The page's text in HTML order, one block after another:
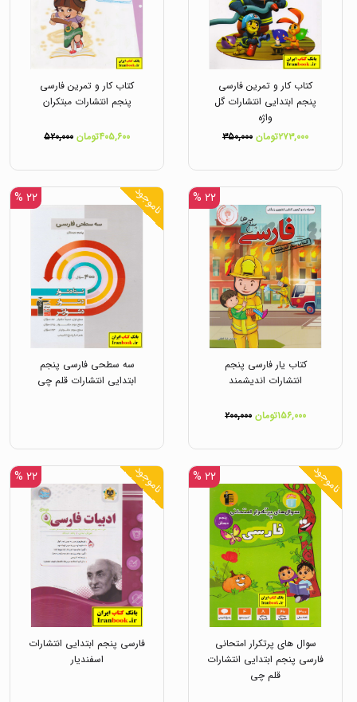
کتاب کار و تمرین فارسی
پنجم ابتدایی انتشارات گل
واژه
۲۷۳,۰۰۰تومان
۳۵۰,۰۰۰
کتاب کار و تمرین فارسی
پنجم انتشارات مبتکران
۴۰۵,۶۰۰تومان ۵۲۰,۰۰۰
۲۲ %
کتاب یار فارسی پنجم
انتشارات اندیشمند
۱۵۶,۰۰۰تومان ۲۰۰,۰۰۰
ناموجود ۲۲ %
سه سطحی فارسی پنجم
ابتدایی انتشارات قلم چی
ناموجود ۲۲ %
سوال های پرتکرار امتحانی
فارسی پنجم ابتدایی انتشارات
قلم چی
ناموجود ۲۲ %
فارسی پنجم ابتدایی انتشارات
اسفندیار